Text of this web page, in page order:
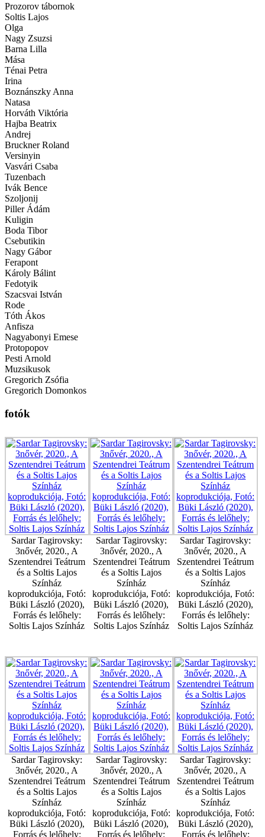
Prozorov tábornok
Soltis Lajos
Olga
Nagy Zsuzsi
Barna Lilla
Mása
Ténai Petra
Irina
Boznánszky Anna
Natasa
Horváth Viktória
Hajba Beatrix
Andrej
Bruckner Roland
Versinyin
Vasvári Csaba
Tuzenbach
Ivák Bence
Szoljonij
Piller Ádám
Kuligin
Boda Tibor
Csebutikin
Nagy Gábor
Ferapont
Károly Bálint
Fedotyik
Szacsvai István
Rode
Tóth Ákos
Anfisza
Nagyabonyi Emese
Protopopov
Pesti Arnold
Muzsikusok
Gregorich Zsófia
Gregorich Domonkos
fotók
Sardar Tagirovsky:
3nővér, 2020., A
Szentendrei Teátrum
és a Soltis Lajos
Színház
koprodukciója, Fotó:
Büki László (2020),
Forrás és lelőhely:
Soltis Lajos Színház
Sardar Tagirovsky:
3nővér, 2020., A
Szentendrei Teátrum
és a Soltis Lajos
Színház
koprodukciója, Fotó:
Büki László (2020),
Forrás és lelőhely:
Soltis Lajos Színház
Sardar Tagirovsky:
3nővér, 2020., A
Szentendrei Teátrum
és a Soltis Lajos
Színház
koprodukciója, Fotó:
Büki László (2020),
Forrás és lelőhely:
Soltis Lajos Színház
Sardar Tagirovsky:
3nővér, 2020., A
Szentendrei Teátrum
és a Soltis Lajos
Színház
koprodukciója, Fotó:
Büki László (2020),
Forrás és lelőhely:
Sardar Tagirovsky:
3nővér, 2020., A
Szentendrei Teátrum
és a Soltis Lajos
Színház
koprodukciója, Fotó:
Büki László (2020),
Forrás és lelőhely:
Sardar Tagirovsky:
3nővér, 2020., A
Szentendrei Teátrum
és a Soltis Lajos
Színház
koprodukciója, Fotó:
Büki László (2020),
Forrás és lelőhely: